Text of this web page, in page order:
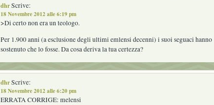
dhrScrive:
18 Novembre 2012 alle 6:19 pm
>Di certo non era un teologo.
Per 1.900 anni (a esclusione degli ultimi emlensi decenni) i suoi seguaci hanno
sostenuto che lo fosse. Da cosa deriva la tua certezza?
dhrScrive:
18 Novembre 2012 alle 6:20 pm
ERRATA CORRIGE: melensi